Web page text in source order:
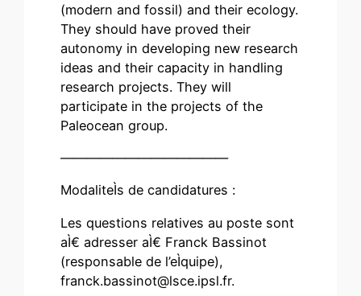
(modern and fossil) and their ecology.
They should have proved their
autonomy in developing new research
ideas and their capacity in handling
research projects. They will
participate in the projects of the
Paleocean group.
—————————————
ModaliteÌs de candidatures :
Les questions relatives au poste sont
aÌ€ adresser aÌ€ Franck Bassinot
(responsable de l’eÌquipe),
franck.bassinot@lsce.ipsl.fr.